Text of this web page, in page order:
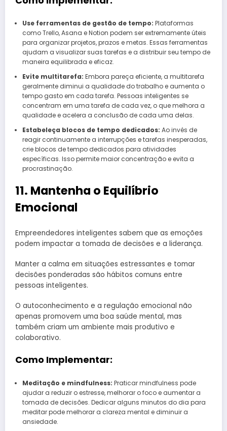
Use ferramentas de gestão de tempo: Plataformas
como Trello, Asana e Notion podem ser extremamente úteis
para organizar projetos, prazos e metas. Essas ferramentas
ajudam a visualizar suas tarefas e a distribuir seu tempo de
maneira equilibrada e eficaz.
Evite multitarefa: Embora pareça eficiente, a multitarefa
geralmente diminui a qualidade do trabalho e aumenta o
tempo gasto em cada tarefa. Pessoas inteligentes se
concentram em uma tarefa de cada vez, o que melhora a
qualidade e acelera a conclusão de cada uma delas.
Estabeleça blocos de tempo dedicados: Ao invés de
reagir continuamente a interrupções e tarefas inesperadas,
crie blocos de tempo dedicados para atividades
específicas. Isso permite maior concentração e evita a
procrastinação.
11. Mantenha o Equilíbrio
Emocional
Empreendedores inteligentes sabem que as emoções
podem impactar a tomada de decisões e a liderança.
Manter a calma em situações estressantes e tomar
decisões ponderadas são hábitos comuns entre
pessoas inteligentes.
O autoconhecimento e a regulação emocional não
apenas promovem uma boa saúde mental, mas
também criam um ambiente mais produtivo e
colaborativo.
Como Implementar:
Meditação e mindfulness: Praticar mindfulness pode
ajudar a reduzir o estresse, melhorar o foco e aumentar a
tomada de decisões. Dedicar alguns minutos do dia para
meditar pode melhorar a clareza mental e diminuir a
ansiedade.